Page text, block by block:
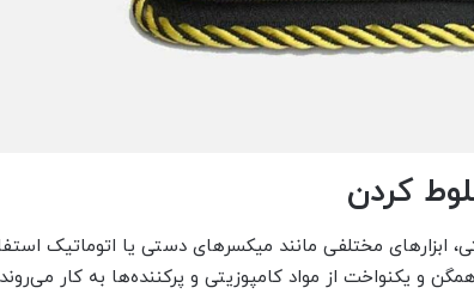
ابزارهای مختلفی مانند میکسرهای دستی یا اتوماتیک
و یکنواخت از مواد کامپوزیتی و پرکننده‌ها به کار